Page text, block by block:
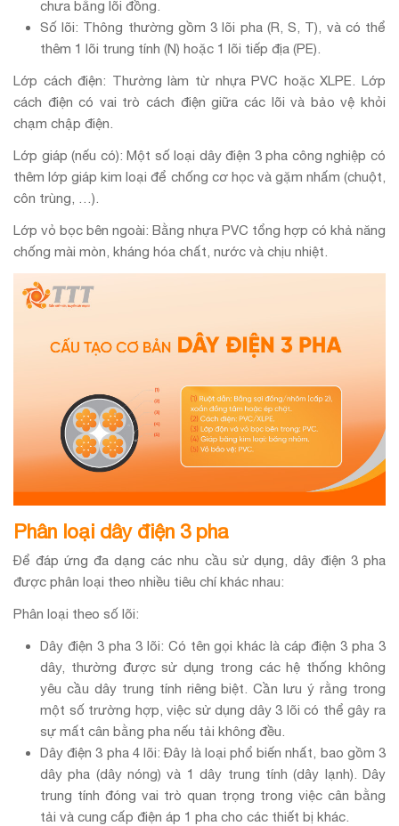
chưa bằng lõi đồng.
Số lõi: Thông thường gồm 3 lõi pha (R, S, T), và có thể
thêm 1 lõi trung tính (N) hoặc 1 lõi tiếp địa (PE).
Lớp cách điện: Thường làm từ nhựa PVC hoặc XLPE. Lớp
cách điện có vai trò cách điện giữa các lõi và bảo vệ khỏi
chạm chập điện.
Lớp giáp (nếu có): Một số loại dây điện 3 pha công nghiệp có
thêm lớp giáp kim loại để chống cơ học và gặm nhấm (chuột,
côn trùng, …).
Lớp vỏ bọc bên ngoài: Bằng nhựa PVC tổng hợp có khả năng
chống mài mòn, kháng hóa chất, nước và chịu nhiệt.
Phân loại dây điện 3 pha
Để đáp ứng đa dạng các nhu cầu sử dụng, dây điện 3 pha
được phân loại theo nhiều tiêu chí khác nhau:
Phân loại theo số lõi:
Dây điện 3 pha 3 lõi: Có tên gọi khác là cáp điện 3 pha 3
dây, thường được sử dụng trong các hệ thống không
yêu cầu dây trung tính riêng biệt. Cần lưu ý rằng trong
một số trường hợp, việc sử dụng dây 3 lõi có thể gây ra
sự mất cân bằng pha nếu tải không đều.
Dây điện 3 pha 4 lõi: Đây là loại phổ biến nhất, bao gồm 3
dây pha (dây nóng) và 1 dây trung tính (dây lạnh). Dây
trung tính đóng vai trò quan trọng trong việc cân bằng
tải và cung cấp điện áp 1 pha cho các thiết bị khác.